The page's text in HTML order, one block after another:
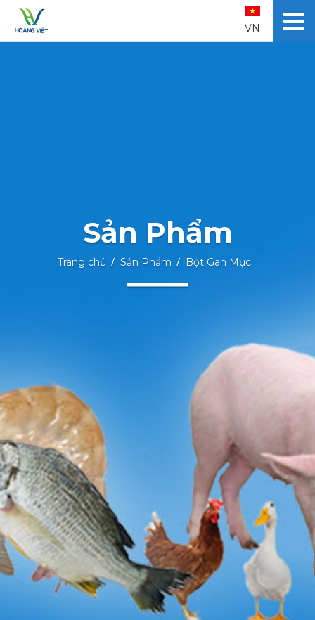
VN
Sản Phẩm
Trang chủ Sản Phẩm Bột Gan Mực